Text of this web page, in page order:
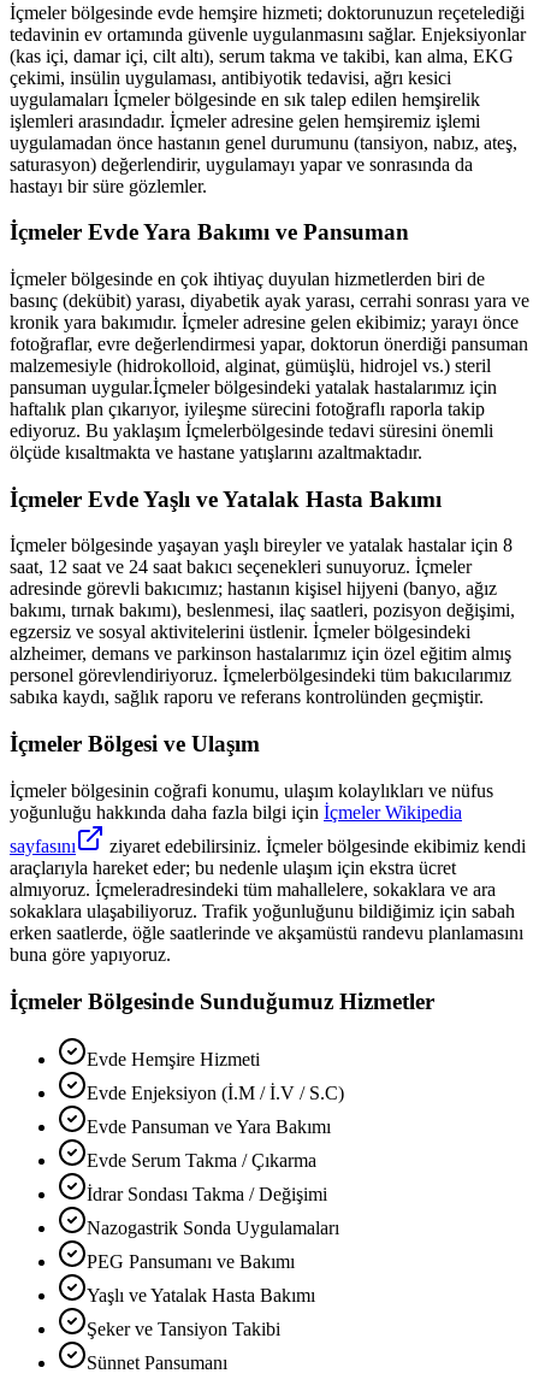
İçmelerbölgesinde evde hemşire hizmeti; doktorunuzun reçetelediği
tedavinin ev ortamında güvenle uygulanmasını sağlar. Enjeksiyonlar
(kas içi, damar içi, cilt altı), serum takma ve takibi, kan alma, EKG
çekimi, insülin uygulaması, antibiyotik tedavisi, ağrı kesici
uygulamaları İçmelerbölgesinde en sık talep edilen hemşirelik
işlemleri arasındadır. İçmeleradresine gelen hemşiremiz işlemi
uygulamadan önce hastanın genel durumunu (tansiyon, nabız, ateş,
saturasyon) değerlendirir, uygulamayı yapar ve sonrasında da
hastayı bir süre gözlemler.
İçmeler Evde Yara Bakımı ve Pansuman
İçmelerbölgesinde en çok ihtiyaç duyulan hizmetlerden biri de
basınç (dekübit) yarası, diyabetik ayak yarası, cerrahi sonrası yara ve
kronik yara bakımıdır. İçmeleradresine gelen ekibimiz; yarayı önce
fotoğraflar, evre değerlendirmesi yapar, doktorun önerdiği pansuman
malzemesiyle (hidrokolloid, alginat, gümüşlü, hidrojel vs.) steril
pansuman uygular.İçmelerbölgesindeki yatalak hastalarımız için
haftalık plan çıkarıyor, iyileşme sürecini fotoğraflı raporla takip
ediyoruz. Bu yaklaşım İçmelerbölgesinde tedavi süresini önemli
ölçüde kısaltmakta ve hastane yatışlarını azaltmaktadır.
İçmeler Evde Yaşlı ve Yatalak Hasta Bakımı
İçmelerbölgesinde yaşayan yaşlı bireyler ve yatalak hastalar için 8
saat, 12 saat ve 24 saat bakıcı seçenekleri sunuyoruz. İçmeler
adresinde görevli bakıcımız; hastanın kişisel hijyeni (banyo, ağız
bakımı, tırnak bakımı), beslenmesi, ilaç saatleri, pozisyon değişimi,
egzersiz ve sosyal aktivitelerini üstlenir. İçmelerbölgesindeki
alzheimer, demans ve parkinson hastalarımız için özel eğitim almış
personel görevlendiriyoruz. İçmelerbölgesindeki tüm bakıcılarımız
sabıka kaydı, sağlık raporu ve referans kontrolünden geçmiştir.
İçmeler Bölgesi ve Ulaşım
İçmelerbölgesinin coğrafi konumu, ulaşım kolaylıkları ve nüfus
yoğunluğu hakkında daha fazla bilgi için İçmelerWikipedia
sayfasını
ziyaret edebilirsiniz. İçmelerbölgesinde ekibimiz kendi
araçlarıyla hareket eder; bu nedenle ulaşım için ekstra ücret
almıyoruz. İçmeleradresindeki tüm mahallelere, sokaklara ve ara
sokaklara ulaşabiliyoruz. Trafik yoğunluğunu bildiğimiz için sabah
erken saatlerde, öğle saatlerinde ve akşamüstü randevu planlamasını
buna göre yapıyoruz.
İçmeler Bölgesinde Sunduğumuz Hizmetler
Evde Hemşire Hizmeti
Evde Enjeksiyon (İ.M / İ.V / S.C)
Evde Pansuman ve Yara Bakımı
Evde Serum Takma / Çıkarma
İdrar Sondası Takma / Değişimi
Nazogastrik Sonda Uygulamaları
PEG Pansumanı ve Bakımı
Yaşlı ve Yatalak Hasta Bakımı
Şeker ve Tansiyon Takibi
Sünnet Pansumanı